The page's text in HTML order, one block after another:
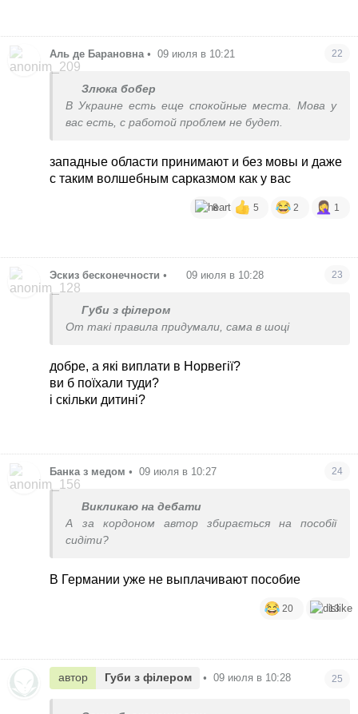
Аль де Барановна • 09 июля в 10:21 22
Злюка бобер
В Украине есть еще спокойные места. Мова у
вас есть, с работой проблем не будет.
западные области принимают и без мовы и даже
с таким волшебным сарказмом как у вас
8 5 2 1
Эскиз бесконечности • 09 июля в 10:28 23
Губи з філером
От такі правила придумали, сама в шоці
добре, а які виплати в Норвегії?
ви б поїхали туди?
і скільки дитині?
Банка з медом • 09 июля в 10:27 24
Викликаю на дебати
А за кордоном автор збирається на пособії
сидіти?
В Германии уже не выплачивают пособие
20 13
автор Губи з філером • 09 июля в 10:28 25